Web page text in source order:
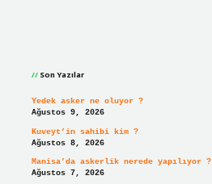
Son Yazılar
Yedek asker ne oluyor ?
Ağustos 9, 2026
Kuveyt’in sahibi kim ?
Ağustos 8, 2026
Manisa’da askerlik nerede yapılıyor ?
Ağustos 7, 2026